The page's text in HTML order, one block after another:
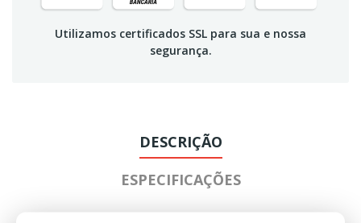
Utilizamos certificados SSL para sua e nossa
segurança.
DESCRIÇÃO
ESPECIFICAÇÕES